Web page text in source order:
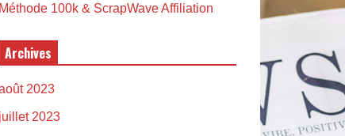
Méthode 100k & ScrapWave Affiliation
Archives
2023
juillet 2023